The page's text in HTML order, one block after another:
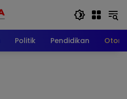
Politik Pendidikan